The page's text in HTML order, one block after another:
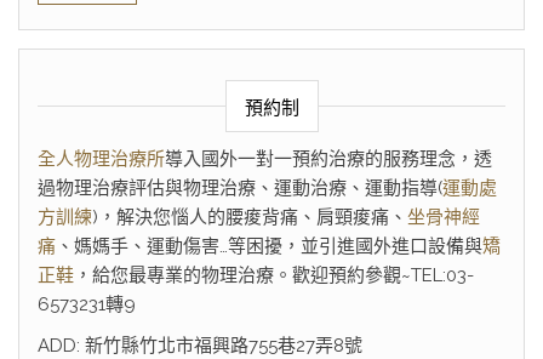
預約制
全人物理治療所導入國外一對一預約治療的服務理念，透
過物理治療評估與物理治療、運動治療、運動指導(運動處
方訓練)，解決您惱人的腰痠背痛、肩頸痠痛、 坐骨神經
痛 、媽媽手、運動傷害…等困擾，並引進國外進口設備與矯
正鞋 ，給您最專業的物理治療。歡迎預約參觀~TEL:03-
6573231轉9
ADD: 新竹縣竹北市福興路755巷27弄8號